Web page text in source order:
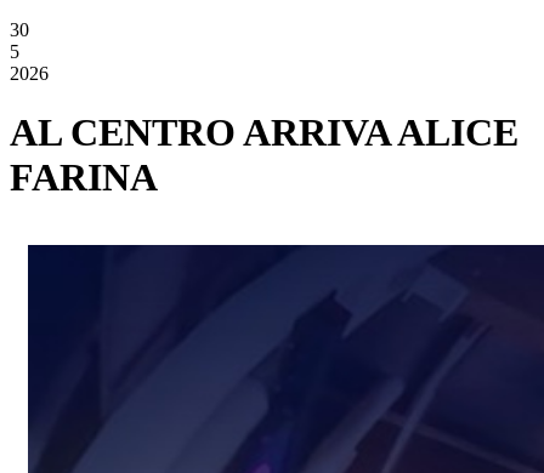
30
5
2026
AL CENTRO ARRIVA ALICE
FARINA